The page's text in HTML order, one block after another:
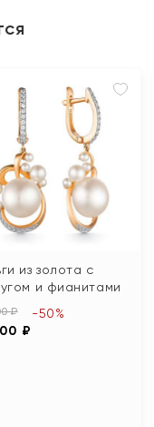
из золота с
и фианитами
₽
₽
-50%